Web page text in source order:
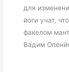
для
йоги учат,
факелом
Вадим